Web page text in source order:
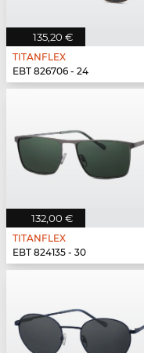
135,20 €
TITANFLEX
EBT 826706 - 24
132,00 €
TITANFLEX
EBT 824135 - 30